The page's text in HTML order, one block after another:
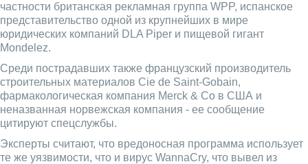
частности британская рекламная группа WPP, испанское
представительство одной из крупнейших в мире
юридических компаний DLA Piper и пищевой гигант
Mondelez.
Среди пострадавших также французский производитель
строительных материалов Cie de Saint-Gobain,
фармакологическая компания Merck & Co в США и
неназванная норвежская компания - ее сообщение
цитируют спецслужбы.
Эксперты считают, что вредоносная программа использует
те же уязвимости, что и вирус WannaCry, что вывел из